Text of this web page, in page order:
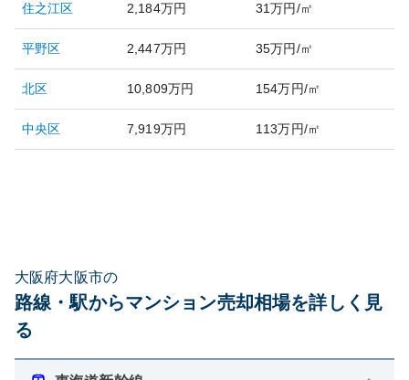
住之江区 2,184万円 31万円/㎡
平野区 2,447万円 35万円/㎡
北区 10,809万円 154万円/㎡
中央区 7,919万円 113万円/㎡
大阪府大阪市の
路線・駅からマンション売却相場を詳しく見
る